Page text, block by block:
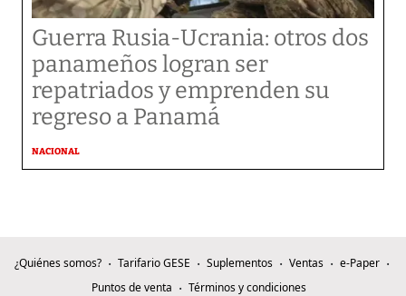
Guerra Rusia-Ucrania: otros dos
panameños logran ser
repatriados y emprenden su
regreso a Panamá
NACIONAL
¿Quiénes somos? Tarifario GESE Suplementos Ventas
e-Paper
Puntos de venta
Términos y condiciones